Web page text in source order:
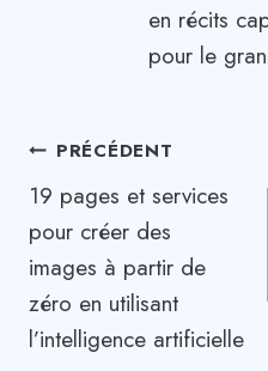
en récits
pour le
Navigation
de
l’article
PRÉCÉDENT
19 pages et services
pour créer des
images à partir de
zéro en utilisant
l’intelligence artificielle